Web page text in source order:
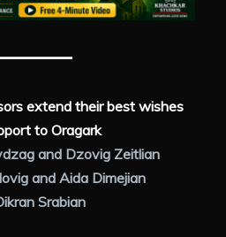
extend their best wishes
to Oragark
and Dzovig Zeitlian
and Aida Dimejian
Srabian